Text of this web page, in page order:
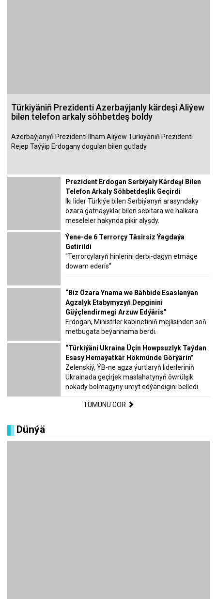
Türkiyäniň Prezidenti Azerbaýjanly kärdeşi Aliýew
bilen telefon arkaly söhbetdeş boldy
Azerbaýjanyň Prezidenti Ilham Aliýew Türkiyäniň Prezidenti
Rejep Taýýip Erdogany dogulan bilen gutlady
Prezident Erdogan Serbiýaly Kärdeşi Bilen
Telefon Arkaly Söhbetdeşlik Geçirdi
Iki lider Türkiýe bilen Serbiýanyň arasyndaky
özara gatnaşyklar bilen sebitara we halkara
meseleler hakynda pikir alyşdy.
Ýene-de 6 Terrorçy Täsirsiz Ýagdaýa
Getirildi
"Terrorçylaryň hinlerini derbi-dagyn etmäge
dowam ederis”
“Biz Özara Ynama we Bähbide Esaslanýan
Agzalyk Etabymyzyň Depginini
Güýçlendirmegi Arzuw Edýäris”
Erdogan, Ministrler kabinetiniň mejlisinden soň
metbugata beýannama berdi.
“Türkiýäni Ukraina Üçin Howpsuzlyk Taýdan
Esasy Hemaýatkär Hökmünde Görýärin”
Zelenskiý, ÝB-ne agza ýurtlaryň liderleriniň
Ukrainada geçirjek maslahatynyň öwrülşik
nokady bolmagyny umyt edýändigini belledi.
TÜMÜNÜ GÖR
Dünýä